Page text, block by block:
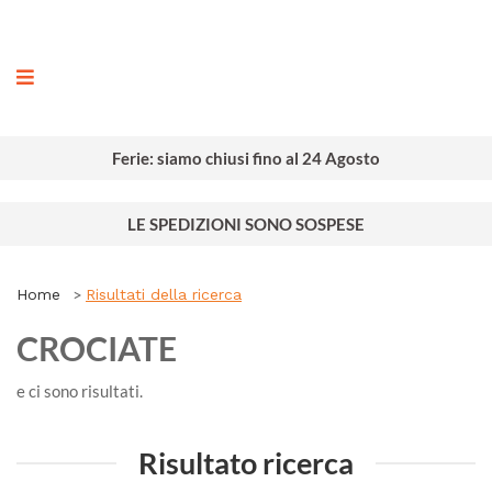
Ferie: siamo chiusi fino al 24 Agosto
LE SPEDIZIONI SONO SOSPESE
Home Risultati della ricerca
CROCIATE
e ci sono risultati.
Risultato ricerca